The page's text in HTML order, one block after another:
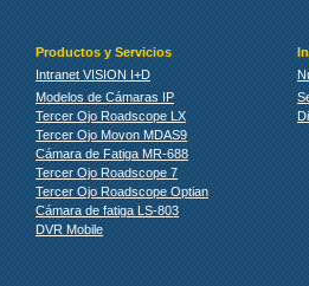
Productos y Servicios
Intranet VISION I+D
Modelos de Cámaras IP
Tercer Ojo Roadscope LX
Tercer Ojo Movon MDAS9
Cámara de Fatiga MR-688
Tercer Ojo Roadscope 7
Tercer Ojo Roadscope Optian
Cámara de fatiga LS-803
DVR Mobile